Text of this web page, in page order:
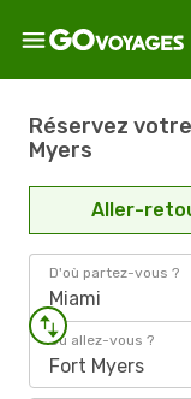
Réservez
Myers
Aller-
D'où partez-vous ?
Miami
Où allez-vous ?
Fort Myers